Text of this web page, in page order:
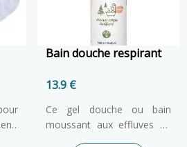
Bain douche respirant
13.9 €
Ce gel douche ou bain
moussant aux effluves de
sapin et d'eucalyptus est